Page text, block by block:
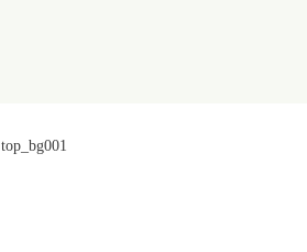
top_bg001